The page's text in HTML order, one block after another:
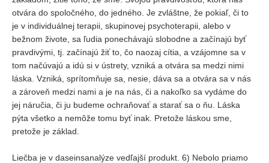
otvára do spoločného, do jedného. Je zvláštne, že pokiaľ, či to
je v individuálnej terapii, skupinovej psychoterapii, alebo v
bežnom živote, sa ľudia ponechávajú slobodne a začínajú byť
pravdivými, tj. začínajú žiť to, čo naozaj cítia, a vzájomne sa v
tom načúvajú a idú si v ústrety, vzniká a otvára sa medzi nimi
láska. Vzniká, sprítomňuje sa, nesie, dáva sa a otvára sa v nás
a zároveň medzi nami a je na nás, či a nakoľko sa vydáme do
jej náručia, či ju budeme ochraňovať a starať sa o ňu. Láska
pýta všetko a nemôže tomu byť inak. Pretože láskou sme,
pretože je základ.
Liečba je v daseinsanalýze vedľajší produkt. 6) Nebolo priamo